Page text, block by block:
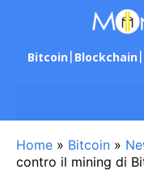
Bitcoin Blockchain
Home » Bitcoin »
contro il mining di